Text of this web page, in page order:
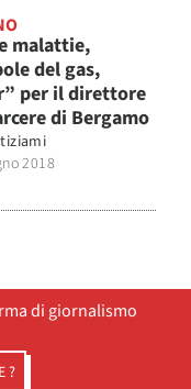
malattie,
del gas,
per il direttore
di Bergamo
2018
di giornalismo
?